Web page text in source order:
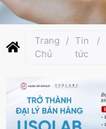
Trang
Chủ
/ Tin
tức
/